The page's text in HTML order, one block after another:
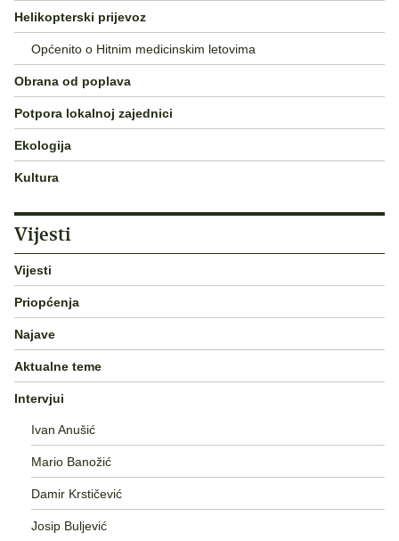
Helikopterski prijevoz
Općenito o Hitnim medicinskim letovima
Obrana od poplava
Potpora lokalnoj zajednici
Ekologija
Kultura
Vijesti
Vijesti
Priopćenja
Najave
Aktualne teme
Intervjui
Ivan Anušić
Mario Banožić
Damir Krstičević
Josip Buljević